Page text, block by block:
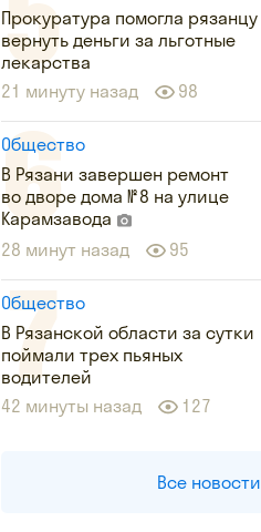
Прокуратура помогла рязанцу
вернуть деньги за льготные
лекарства
21 минуту назад
98
Общество
В Рязани завершен ремонт
во дворе дома № 8 на улице
Карамзавода
28 минут назад
95
Общество
В Рязанской области за сутки
поймали трех пьяных
водителей
42 минуты назад
127
Все новости